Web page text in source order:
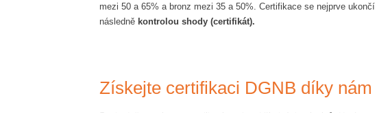
mezi 50 a 65% a bronz mezi 35 a 50%. Certifikace se nejprve ukončí
následně kontrolou shody (certifikát).
Získejte certifikaci DGNB díky nám